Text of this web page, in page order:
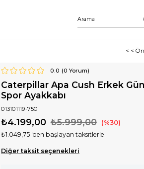
< <
0.0 (0 Yorum)
Caterpillar Apa Cush Erkek
Spor Ayakkabı
013101119-750
₺5.999,00
₺4.199,00 30
₺1.049,75 'den başlayan taksitlerle
Diğer taksit seçenekleri